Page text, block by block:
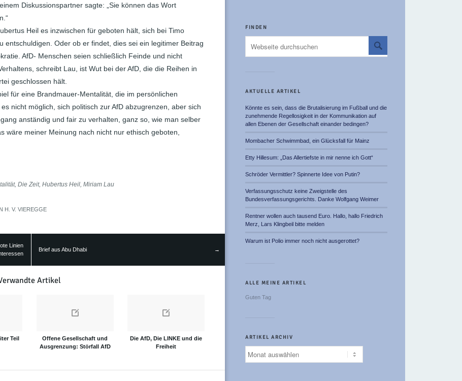
Diskussionspartner sagte: „Sie können das Wort
Heil es inzwischen für geboten hält, sich bei Timo
entschuldigen. Oder ob er findet, dies sei ein legitimer Beitrag
AfD- Menschen seien schließlich Feinde und nicht
schreibt Lau, ist Wut bei der AfD, die die Reihen in
geschlossen hält.
für eine Brandmauer-Mentalität, die im persönlichen
nicht möglich, sich politisch zur AfD abzugrenzen, aber sich
anständig und fair zu verhalten, ganz so, wie man selber
wäre meiner Meinung nach nicht nur ethisch geboten,
, Die Zeit, Hubertus Heil Miriam Lau
H. V. VIEREGGE
Linien
Brief aus Abu Dhabi →
Artikel
Teil
Offene Gesellschaft und
Ausgrenzung: Störfall AfD
Die AfD, Die LINKE und die
Freiheit
FINDEN
AKTUELLE ARTIKEL
Könnte es sein, dass die Brutalisierung im Fußball und die
zunehmende Regellosigkeit in der Kommunikation auf
allen Ebenen der Gesellschaft einander bedingen?
Mombacher Schwimmbad, ein Glücksfall für Mainz
Etty Hillesum: „Das Allertiefste in mir nenne ich Gott“
Schröder Vermittler? Spinnerte Idee von Putin?
Verfassungsschutz keine Zweigstelle des
Bundesverfassungsgerichts. Danke Wolfgang Weimer
Rentner wollen auch tausend Euro. Hallo, hallo Friedrich
Merz, Lars Klingbeil bitte melden
Warum ist Polio immer noch nicht ausgerottet?
ALLE MEINE ARTIKEL
Guten Tag
ARTIKEL ARCHIV
Artikel
Archiv